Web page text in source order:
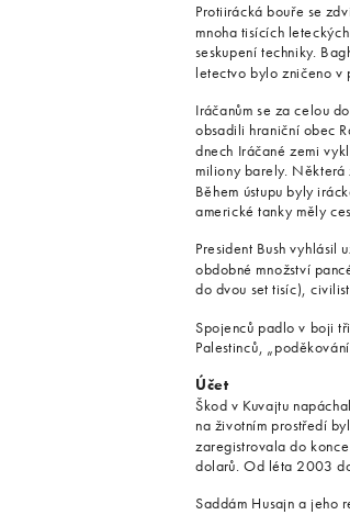
Protiirácká bouře se
mnoha tisících
seskupení techniky.
letectvo bylo zničeno v
Iráčanům se za celou
obsadili hraniční obec
dnech Iráčané zemi
miliony barely.
Během ústupu byly
americké tanky měly
President Bush vyhlásil
obdobné množství
do dvou set tisíc),
Spojenců padlo v boji
Palestinců,
Účet
Škod v Kuvajtu
na životním prostředí
zaregistrovala do
dolarů. Od léta 2003
Saddám Husajn a jeho